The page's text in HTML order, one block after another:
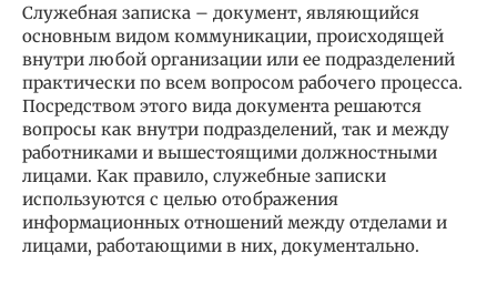
Служебная записка – документ, являющийся
основным видом коммуникации, происходящей
внутри любой организации или ее подразделений
практически по всем вопросом рабочего процесса.
Посредством этого вида документа решаются
вопросы как внутри подразделений, так и между
работниками и вышестоящими должностными
лицами. Как правило, служебные записки
используются с целью отображения
информационных отношений между отделами и
лицами, работающими в них, документально.